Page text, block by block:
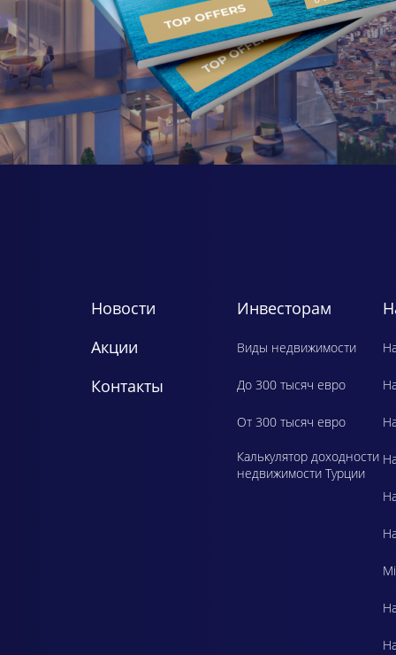
Новости
Акции
Контакты
Инвесторам
Виды недвижимости
До 300 тысяч евро
От 300 тысяч евро
Калькулятор доходности
недвижимости Турции